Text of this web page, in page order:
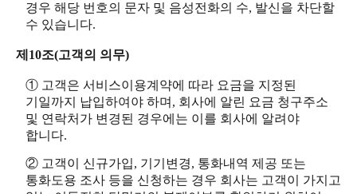
경우 해당 번호의 문자 및 음성전화의 수, 발신을 차단할
수 있습니다.
제10조(고객의 의무)
① 고객은 서비스이용계약에 따라 요금을 지정된
기일까지 납입하여야 하며, 회사에 알린 요금 청구주소
및 연락처가 변경된 경우에는 이를 회사에 알려야
합니다.
② 고객이 신규가입, 기기변경, 통화내역 제공 또는
통화도용 조사 등을 신청하는 경우 회사는 고객이 가지고